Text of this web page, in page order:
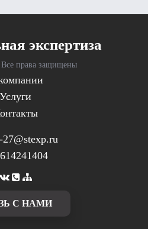
экспертиза
Все права защищены
Услуги
27@stexp.ru
С НАМИ